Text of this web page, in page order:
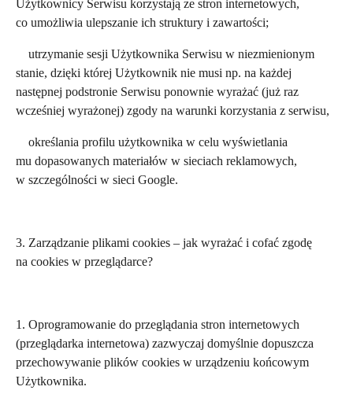
Użytkownicy Serwisu korzystają ze stron internetowych,
co umożliwia ulepszanie ich struktury i zawartości;
utrzymanie sesji Użytkownika Serwisu w niezmienionym
stanie, dzięki której Użytkownik nie musi np. na każdej
następnej podstronie Serwisu ponownie wyrażać (już raz
wcześniej wyrażonej) zgody na warunki korzystania z serwisu,
określania profilu użytkownika w celu wyświetlania
mu dopasowanych materiałów w sieciach reklamowych,
w szczególności w sieci Google.
3. Zarządzanie plikami cookies – jak wyrażać i cofać zgodę
na cookies w przeglądarce?
1. Oprogramowanie do przeglądania stron internetowych
(przeglądarka internetowa) zazwyczaj domyślnie dopuszcza
przechowywanie plików cookies w urządzeniu końcowym
Użytkownika.